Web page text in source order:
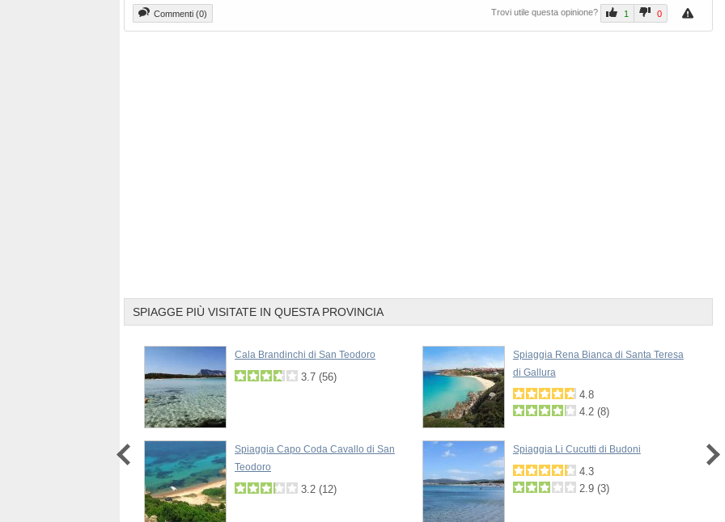
Commenti (0) Trovi utile questa opinione? 1 0
SPIAGGE PIÙ VISITATE IN QUESTA PROVINCIA
Conca Verde di Santa Teresa
Cala Brandinchi di San Teodoro
3.7 (56)
Spiaggia Rena Bianca di Santa Teresa
di Gallura
4.8
4.2 (8)
Spiaggia Capo Coda Cavallo di San
Teodoro
3.2 (12)
Spiaggia Li Cucutti di Budoni
4.3
2.9 (3)